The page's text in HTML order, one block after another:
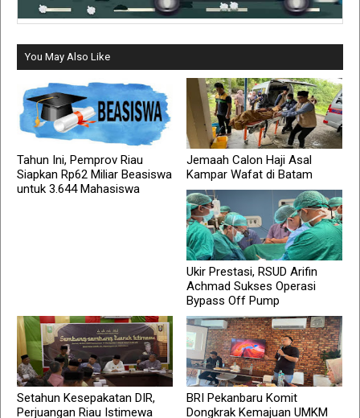
You May Also Like
Tahun Ini, Pemprov Riau
Siapkan Rp62 Miliar Beasiswa
untuk 3.644 Mahasiswa
Jemaah Calon Haji Asal
Kampar Wafat di Batam
Ukir Prestasi, RSUD Arifin
Achmad Sukses Operasi
Bypass Off Pump
Setahun Kesepakatan DIR,
Perjuangan Riau Istimewa
BRI Pekanbaru Komit
Dongkrak Kemajuan UMKM